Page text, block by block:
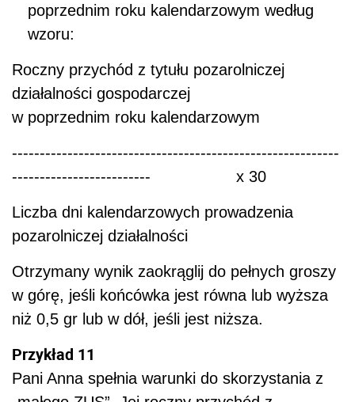
poprzednim roku kalendarzowym według
wzoru:
Roczny przychód z tytułu pozarolniczej
działalności gospodarczej
w poprzednim roku kalendarzowym
-----------------------------------------------------------
------------------------- x 30
Liczba dni kalendarzowych prowadzenia
pozarolniczej działalności
Otrzymany wynik zaokrąglij do pełnych groszy
w górę, jeśli końcówka jest równa lub wyższa
niż 0,5 gr lub w dół, jeśli jest niższa.
Przykład 11
Pani Anna spełnia warunki do skorzystania z